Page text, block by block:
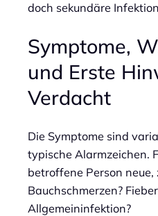
doch sekundäre
Symptome,
und Erste
Verdacht
Die Symptome sind
typische Alarmzeichen.
betroffene Person neue,
Bauchschmerzen?
Allgemeininfektion?